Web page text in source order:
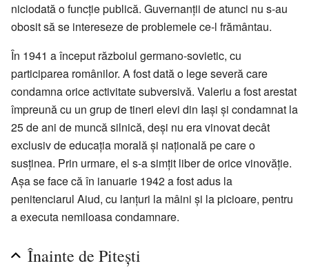
niciodată o funcție publică. Guvernanții de atunci nu s-au
obosit să se intereseze de problemele ce-l frământau.
În 1941 a început războiul germano-sovietic, cu
participarea românilor. A fost dată o lege severă care
condamna orice activitate subversivă. Valeriu a fost arestat
împreună cu un grup de tineri elevi din Iași și condamnat la
25 de ani de muncă silnică, deși nu era vinovat decât
exclusiv de educația morală și națională pe care o
susținea. Prin urmare, el s-a simțit liber de orice vinovăție.
Așa se face că în ianuarie 1942 a fost adus la
penitenciarul Aiud, cu lanțuri la mâini și la picioare, pentru
a executa nemiloasa condamnare.
Înainte de Pitești